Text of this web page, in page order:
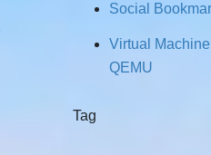
Social
Virtual
QEMU
Tag